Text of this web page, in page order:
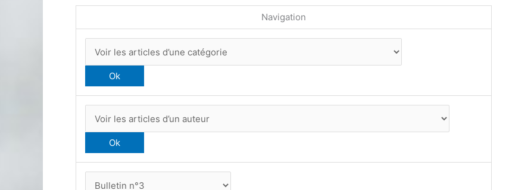
Navigation